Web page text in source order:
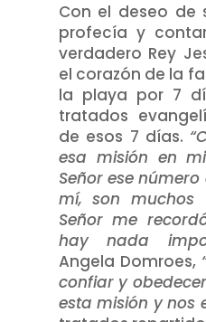
Con el deseo de
profecía y
verdadero Rey
el corazón de la
la playa por 7
tratados
de esos 7 días.
esa misión en
Señor ese
mí, son muchos
Señor me
hay nada
Angela Domroes,
confiar y
esta misión y nos